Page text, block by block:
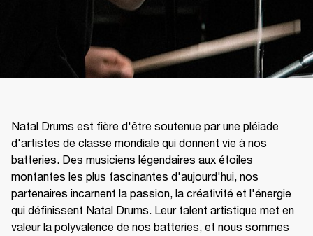
Natal Drums est fière d'être soutenue par une pléiade
d'artistes de classe mondiale qui donnent vie à nos
batteries. Des musiciens légendaires aux étoiles
montantes les plus fascinantes d'aujourd'hui, nos
partenaires incarnent la passion, la créativité et l'énergie
qui définissent Natal Drums. Leur talent artistique met en
valeur la polyvalence de nos batteries, et nous sommes